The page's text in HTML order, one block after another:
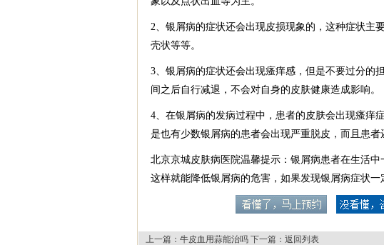
2、银屑病的症状还会出现皮损现象的，这种症状主
壳状等等。
3、银屑病的症状还会出现瘙痒感，但是不要过分的
间之后自行减退，不会对自身的皮肤健康造成影响。
4、在银屑病的发病过程中，患者的皮肤会出现瘙痒
是也有少数银屑病的患者会出现严重脱皮，而且患
北京京城皮肤病医院温馨提示：银屑病患者在生活
这样就能降低银屑病的危害，如果发现银屑病症状一
上一篇： 牛皮血用蒜能治吗 下一篇： 返回列表